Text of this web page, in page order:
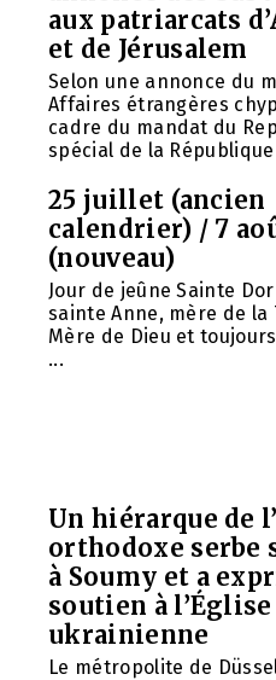
aux patriarcats
et de Jérusalem
Selon une annonce du
Affaires étrangères
cadre du mandat du
spécial de la République
25 juillet (ancien
calendrier) / 7
(nouveau)
Jour de jeûne Sainte
sainte Anne, mère de la
Mère de Dieu et
...
Un hiérarque de
orthodoxe serbe
à Soumy et a
soutien à
ukrainienne
Le métropolite de